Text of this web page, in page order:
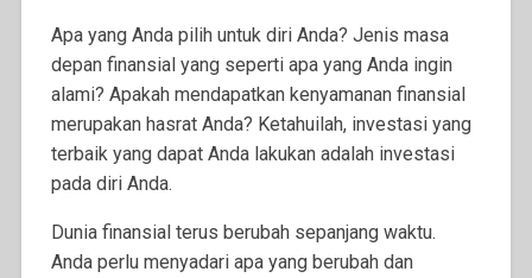
Apa yang Anda pilih untuk diri Anda? Jenis masa
depan finansial yang seperti apa yang Anda ingin
alami? Apakah mendapatkan kenyamanan finansial
merupakan hasrat Anda? Ketahuilah, investasi yang
terbaik yang dapat Anda lakukan adalah investasi
pada diri Anda.
Dunia finansial terus berubah sepanjang waktu.
Anda perlu menyadari apa yang berubah dan